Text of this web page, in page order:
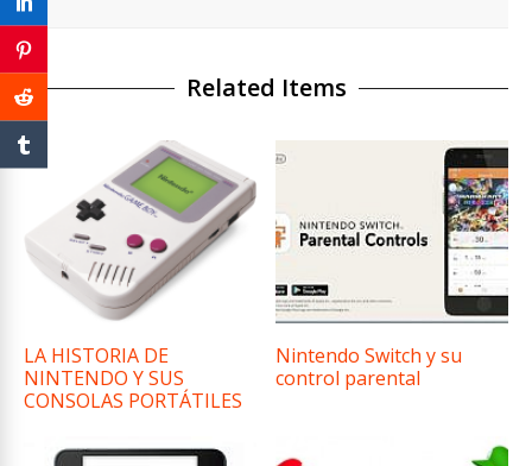
Related Items
LA HISTORIA DE
NINTENDO Y SUS
CONSOLAS PORTÁTILES
Nintendo Switch y su
control parental